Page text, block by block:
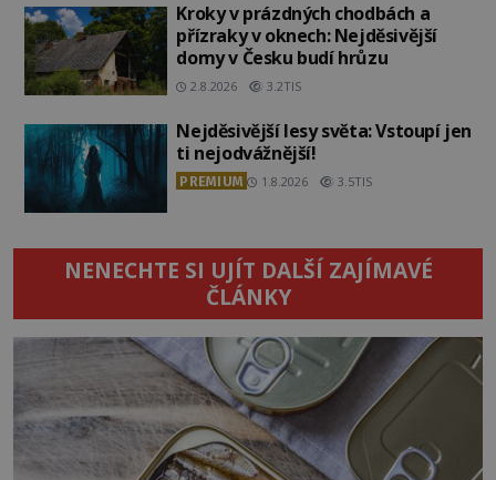
Kroky v prázdných chodbách a
přízraky v oknech: Nejděsivější
domy v Česku budí hrůzu
2.8.2026 3.2TIS
Nejděsivější lesy světa: Vstoupí jen
ti nejodvážnější!
PREMIUM 1.8.2026 3.5TIS
NENECHTE SI UJÍT DALŠÍ ZAJÍMAVÉ
ČLÁNKY